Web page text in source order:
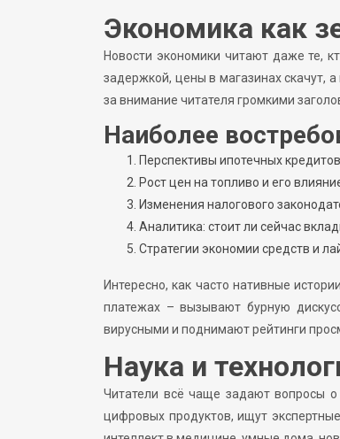
Экономика как
Новости экономики читают даже те,
задержкой, цены в магазинах скачут,
за внимание читателя громкими
Наиболее
Перспективы ипотечных
Рост цен на топливо и его
Изменения налогового
Аналитика: стоит ли сейчас
Стратегии экономии средств и
Интересно, как часто нативные
платежах – вызывают бурную
вирусными и поднимают рейтинги
Наука и
Читатели всё чаще задают вопросы о
цифровых продуктов, ищут